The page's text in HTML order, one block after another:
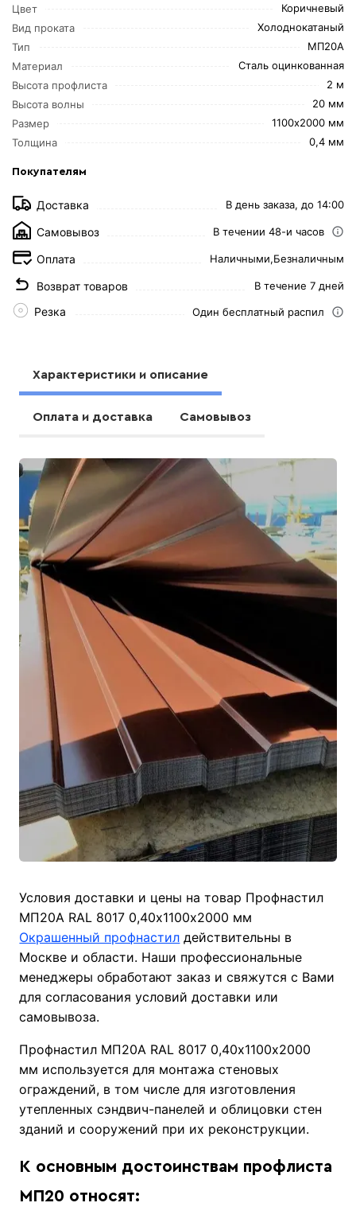
Цвет
Коричневый
Вид проката
Холоднокатаный
Тип
МП20А
Материал
Сталь оцинкованная
Высота профлиста
2 м
Высота волны
20 мм
Размер
1100х2000 мм
Толщина
0,4 мм
Покупателям
Доставка В день заказа, до 14:00
Самовывоз В течении 48-и часов
Оплата Наличными,Безналичным
Возврат товаров В течение 7 дней
Резка Один бесплатный распил
Характеристики и описание
Оплата и доставка Самовывоз
Условия доставки и цены на товар Профнастил
МП20А RAL 8017 0,40х1100х2000 мм
Окрашенный профнастил действительны в
Москве и области. Наши профессиональные
менеджеры обработают заказ и свяжутся с Вами
для согласования условий доставки или
самовывоза.
Профнастил МП20А RAL 8017 0,40х1100х2000
мм используется для монтажа стеновых
ограждений, в том числе для изготовления
утепленных сэндвич-панелей и облицовки стен
зданий и сооружений при их реконструкции.
К основным достоинствам профлиста
МП20 относят: